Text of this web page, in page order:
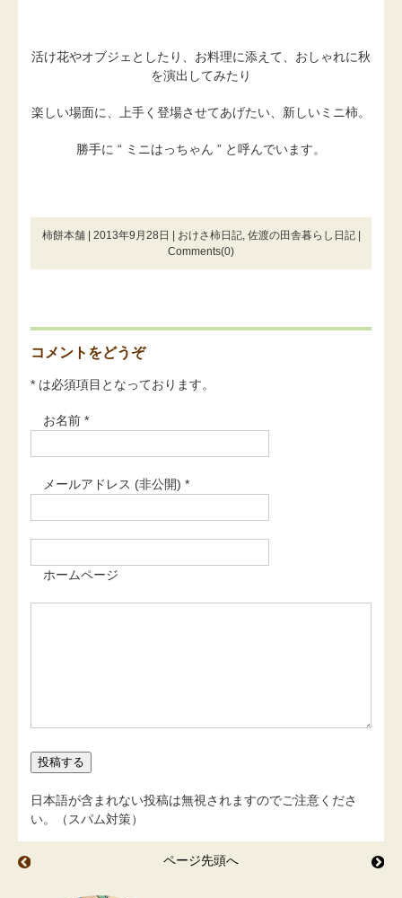
活け花やオブジェとしたり、お料理に添えて、おしゃれに秋
を演出してみたり
楽しい場面に、上手く登場させてあげたい、新しいミニ柿。
勝手に “ ミニはっちゃん ” と呼んでいます。
柿餅本舗 | 2013年9月28日 | おけさ柿日記, 佐渡の田舎暮らし日記|
Comments(0)
コメントをどうぞ
* は必須項目となっております。
お名前 *
メールアドレス (非公開) *
ホームページ
日本語が含まれない投稿は無視されますのでご注意くださ
い。（スパム対策）
赤まる 黒まる 茶まるページ先頭へ